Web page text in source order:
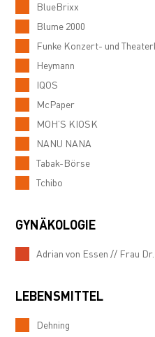
BlueBrixx
Blume 2000
Funke Konzert- und
Heymann
IQOS
McPaper
MOH’S KIOSK
NANU NANA
Tabak-Börse
Tchibo
GYNÄKOLOGIE
Adrian von Essen // Frau
LEBENSMITTEL
Dehning